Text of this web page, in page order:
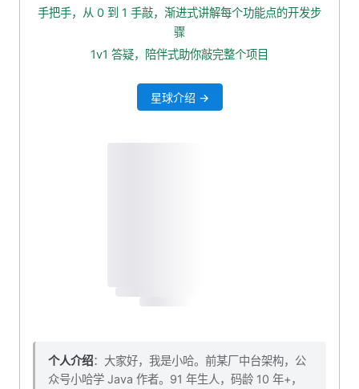
自定义错误码枚举
自定义业务异常 BizException
手把手，从 0 到 1 手敲，渐进式讲解每个功能点的开发步
骤
1v1 答疑，陪伴式助你敲完整个项目
星球介绍 →
个人介绍：大家好，我是小哈。前某厂中台架构，公
众号小哈学 Java 作者。91 年生人，码龄 10 年+，